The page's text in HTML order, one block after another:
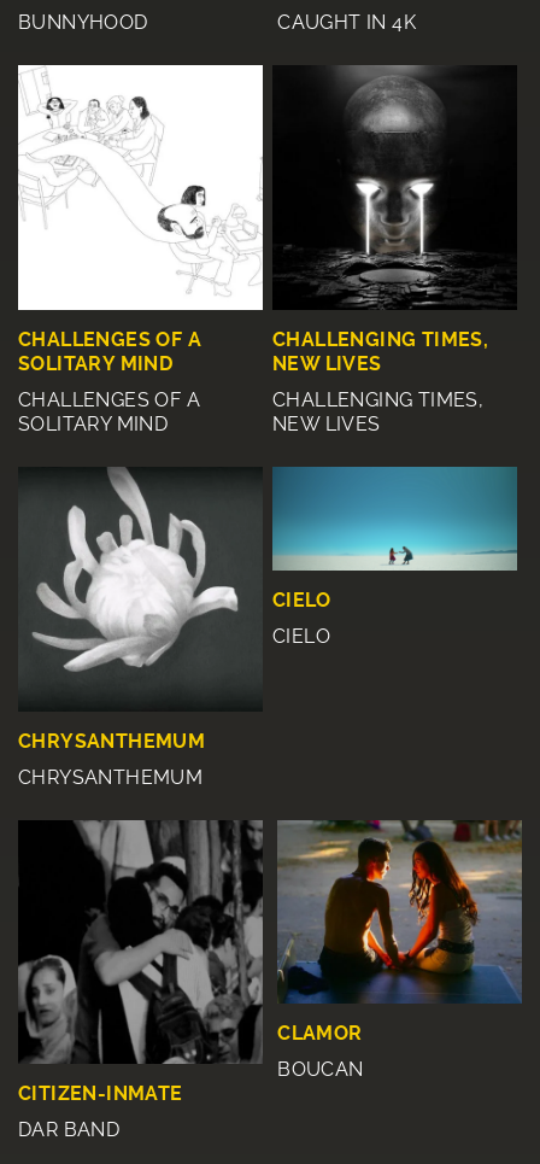
BUNNYHOOD
CAUGHT IN 4K
CHALLENGES OF A
SOLITARY MIND
CHALLENGES OF A
SOLITARY MIND
CHALLENGING TIMES,
NEW LIVES
CHALLENGING TIMES,
NEW LIVES
CHRYSANTHEMUM
CHRYSANTHEMUM
CIELO
CIELO
CITIZEN-INMATE
DAR BAND
CLAMOR
BOUCAN